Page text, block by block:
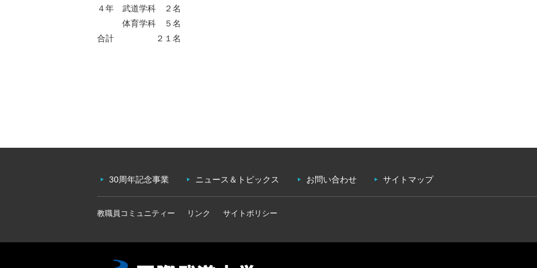
４年 武道学科 ２名
体育学科 ５名
合計 ２１名
30周年記念事業 ニュース＆トピックス お問い合わせ サイトマップ
教職員コミュニティー リンク サイトポリシー